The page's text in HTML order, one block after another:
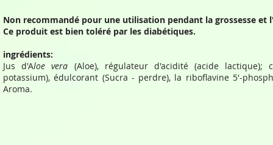
Non recommandé pour une utilisation pendant la grossesse et
Ce produit est bien toléré par les diabétiques.
ingrédients:
Jus d'Aloe vera (Aloe), régulateur d'acidité (acide lactique);
potassium), édulcorant (Sucra - perdre), la riboflavine 5'-
Aroma.